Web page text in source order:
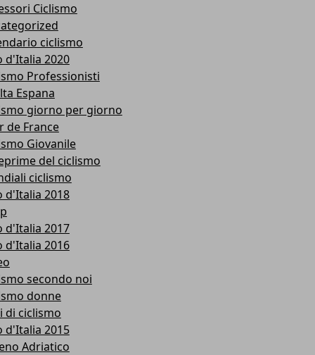
Ciclismo
ciclismo
d'Italia 2020
Professionisti
Espana
giorno per giorno
de France
Giovanile
del ciclismo
ciclismo
d'Italia 2018
d'Italia 2017
d'Italia 2016
secondo noi
donne
di ciclismo
d'Italia 2015
Adriatico